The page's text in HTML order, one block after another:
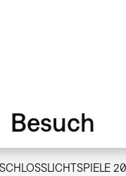
Besuch
SCHLOSSLICHTSPIELE